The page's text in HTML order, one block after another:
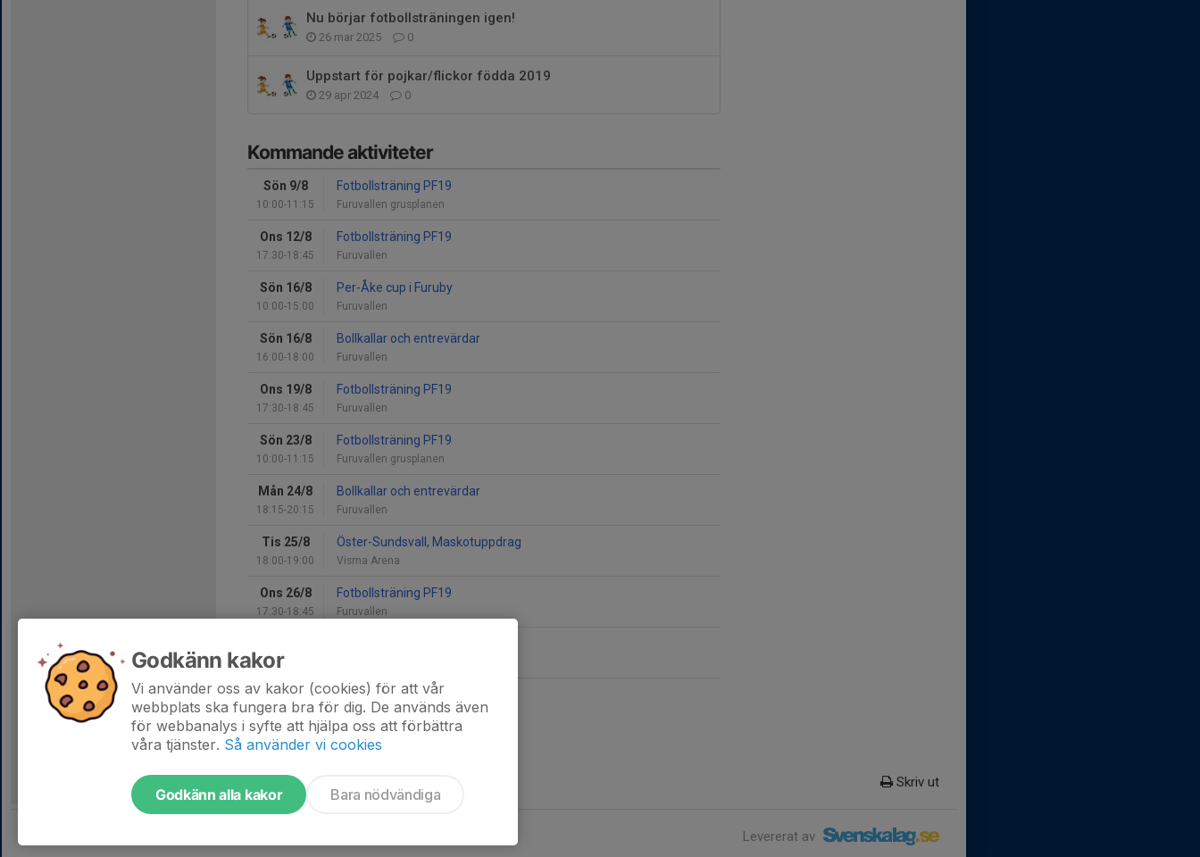
Nu börjar fotbollsträningen igen!
26 mar 2025 0
Uppstart för pojkar/flickor födda 2019
29 apr 2024 0
Kommande aktiviteter
Sön 9/8
10:00-11:15
Fotbollsträning PF19
Furuvallen grusplanen
Ons 12/8
17:30-18:45
Fotbollsträning PF19
Furuvallen
Sön 16/8
10:00-15:00
Per-Åke cup i Furuby
Furuvallen
Sön 16/8
16:00-18:00
Bollkallar och entrevärdar
Furuvallen
Ons 19/8
17:30-18:45
Fotbollsträning PF19
Furuvallen
Sön 23/8
10:00-11:15
Fotbollsträning PF19
Furuvallen grusplanen
Mån 24/8
18:15-20:15
Bollkallar och entrevärdar
Furuvallen
Tis 25/8
18:00-19:00
Öster-Sundsvall, Maskotuppdrag
Visma Arena
Ons 26/8
17:30-18:45
Fotbollsträning PF19
Furuvallen
10:00-11:15
Hela kalendern
Skriv ut
Levererat av
Godkänn kakor
Vi använder oss av kakor (cookies) för att vår
webbplats ska fungera bra för dig. De används även
för webbanalys i syfte att hjälpa oss att förbättra
våra tjänster. Så använder vi cookies
Godkänn alla kakor Bara nödvändiga